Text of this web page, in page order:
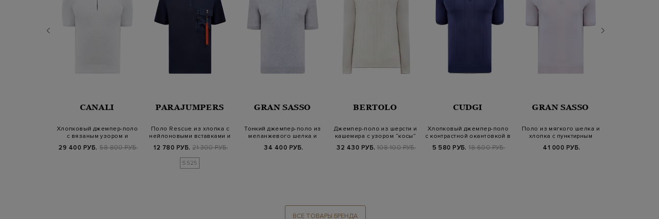
CANALI
Хлопковый джемпер-поло
с вязаным узором и
29 400 РУБ. 58 800 РУБ.
PARAJUMPERS
Поло Rescue из хлопка с
нейлоновыми вставками и
12 780 РУБ. 21 300 РУБ.
SS25
GRAN SASSO
Тонкий джемпер-поло из
меланжевого шелка и
34 400 РУБ.
BERTOLO
Джемпер-поло из шерсти и
кашемира с узором “косы”
32 430 РУБ. 108 100 РУБ.
CUDGI
Хлопковый джемпер-поло
с контрастной окантовкой в
5 580 РУБ. 18 600 РУБ.
GRAN SASSO
Поло из мягкого шелка и
хлопка с пунктирным
41 000 РУБ.
ВСЕ ТОВАРЫ БРЕНДА